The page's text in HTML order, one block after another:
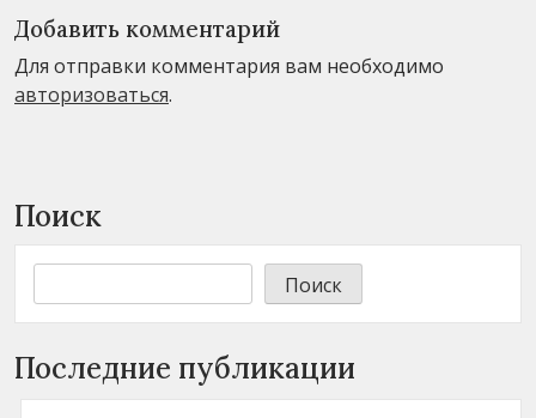
Добавить комментарий
Для отправки комментария вам необходимо
авторизоваться.
Поиск
Поиск
Последние публикации